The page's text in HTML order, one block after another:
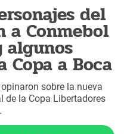
del
Conmebol
a Boca
sobre la nueva
de la Copa Libertadores